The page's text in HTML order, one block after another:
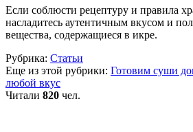
Если соблюсти рецептуру и правила
насладитесь аутентичным вкусом и
вещества, содержащиеся в икре.
Рубрика: Статьи
Еще из этой рубрики: Готовим суши
любой вкус
Читали 820 чел.